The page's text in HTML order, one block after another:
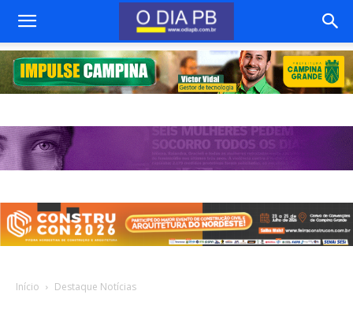
Início Destaque Notícias